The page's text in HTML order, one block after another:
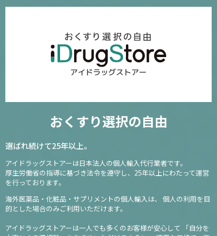
おくすり選択の自由
選ばれ続けて25年以上。
アイドラッグストアーは日本法人の個人輸入代行業者です。
厚生労働省の指導に基づき法令を遵守し、 25年以上にわたって運営
を行っております。
海外医薬品・化粧品・サプリメントの個人輸入は、 個人の利用を目
的とした場合のみご利用いただけます。
アイドラッグストアーは一人でも多くのお客様が安心して
「自分を